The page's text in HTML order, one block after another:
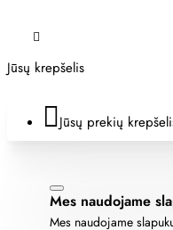
Jūsų krepšelis
Jūsų prekių
Mes naudojame
Mes naudojame